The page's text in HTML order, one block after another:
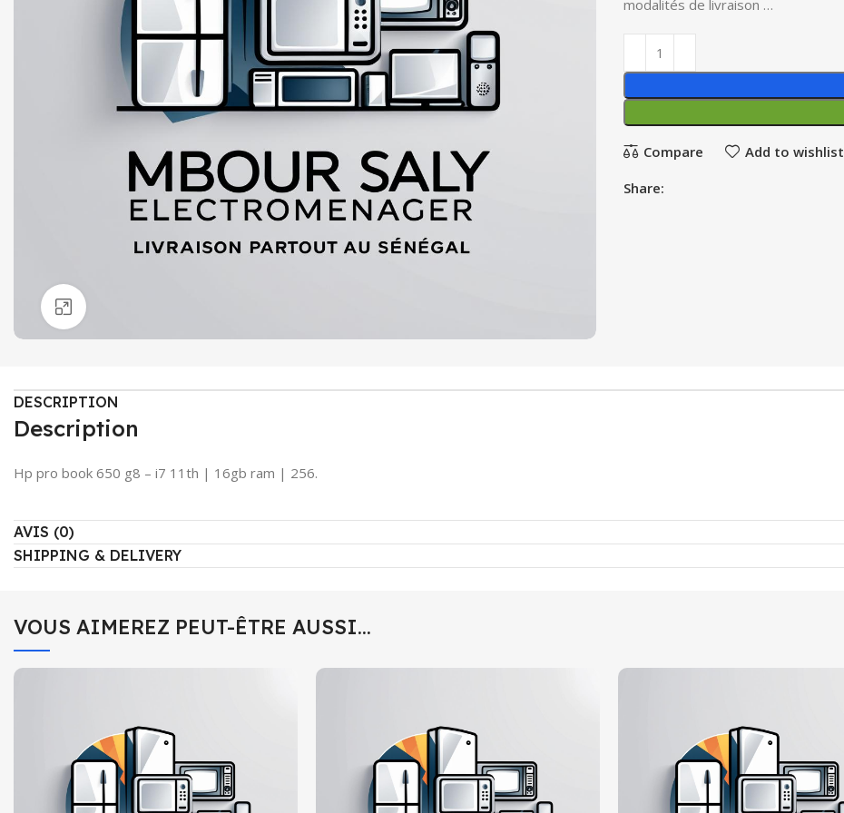
modalités de livraison …
Compare Add to wishlist
Share:
DESCRIPTION
Description
Hp pro book 650 g8 – i7 11th | 16gb ram | 256.
AVIS (0)
SHIPPING & DELIVERY
VOUS AIMEREZ PEUT-ÊTRE AUSSI…